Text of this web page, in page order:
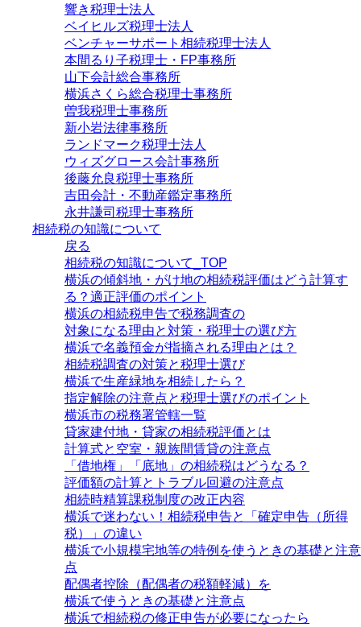
響き税理士法人
ベイヒルズ税理士法人
ベンチャーサポート相続税理士法人
本間るり子税理士・FP事務所
山下会計総合事務所
横浜さくら総合税理士事務所
曽我税理士事務所
新小岩法律事務所
ランドマーク税理士法人
ウィズグロース会計事務所
後藤允良税理士事務所
吉田会計・不動産鑑定事務所
永井謙司税理士事務所
相続税の知識について
戻る
相続税の知識について_TOP
横浜の傾斜地・がけ地の相続税評価はどう計算す
る？適正評価のポイント
横浜の相続税申告で税務調査の
対象になる理由と対策・税理士の選び方
横浜で名義預金が指摘される理由とは？
相続税調査の対策と税理士選び
横浜で生産緑地を相続したら？
指定解除の注意点と税理士選びのポイント
横浜市の税務署管轄一覧
貸家建付地・貸家の相続税評価とは
計算式と空室・親族間賃貸の注意点
「借地権」「底地」の相続税はどうなる？
評価額の計算とトラブル回避の注意点
相続時精算課税制度の改正内容
横浜で迷わない！相続税申告と「確定申告（所得
税）」の違い
横浜で小規模宅地等の特例を使うときの基礎と注意
点
配偶者控除（配偶者の税額軽減）を
横浜で使うときの基礎と注意点
横浜で相続税の修正申告が必要になったら